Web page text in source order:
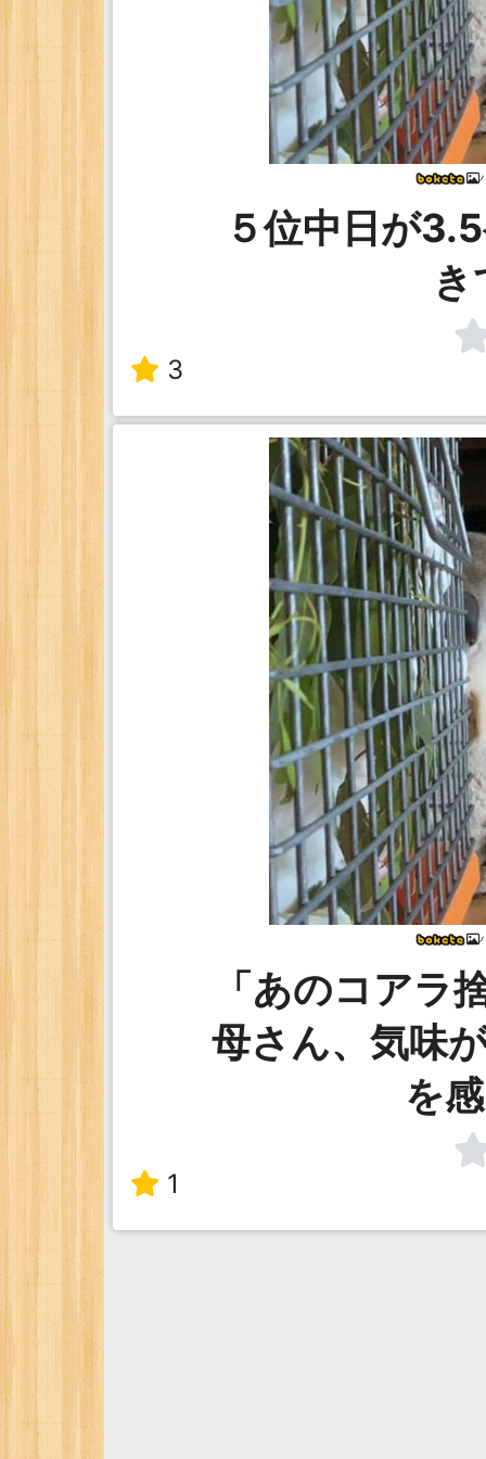
５位中日が
3
「あのコアラ
母さん、気味
を
1